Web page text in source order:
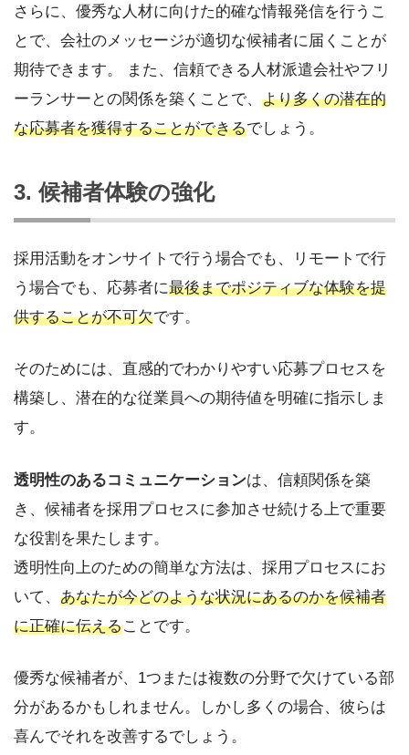
さらに、優秀な人材に向けた的確な情報発信を行うこ
とで、会社のメッセージが適切な候補者に届くことが
期待できます。 また、信頼できる人材派遣会社やフリ
ーランサーとの関係を築くことで、 より多くの潜在的
な応募者を獲得することができるでしょう。
3. 候補者体験の強化
採用活動をオンサイトで行う場合でも、リモートで行
う場合でも、応募者に最後までポジティブな体験を提
供することが不可欠です。
そのためには、直感的でわかりやすい応募プロセスを
構築し、潜在的な従業員への期待値を明確に指示しま
す。
透明性のあるコミュニケーションは、信頼関係を築
き、候補者を採用プロセスに参加させ続ける上で重要
な役割を果たします。
透明性向上のための簡単な方法は、採用プロセスにお
いて、 あなたが今どのような状況にあるのかを候補者
に正確に伝えることです。
優秀な候補者が、1つまたは複数の分野で欠けている部
分があるかもしれません。しかし多くの場合、彼らは
喜んでそれを改善するでしょう。